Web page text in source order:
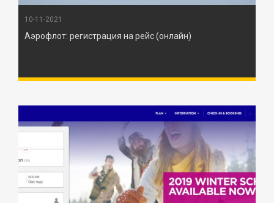
10-11-2021
Аэрофлот: регистрация на рейс (онлайн)